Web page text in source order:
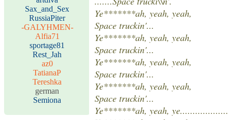
Sax_and_Sex
RussiaPiter
-GALYHMEN-
Alfia71
sportage81
Rest_Jah
az0
TatianaP
Tereshka
german
Semiona
Ye*******ah, yeah, yeah,
Space truckin'...
Ye*******ah, yeah, yeah,
Space truckin'...
Ye*******ah, yeah, yeah,
Space truckin'...
Ye*******ah, yeah, yeah,
Space truckin'...
Ye*******ah, yeah,